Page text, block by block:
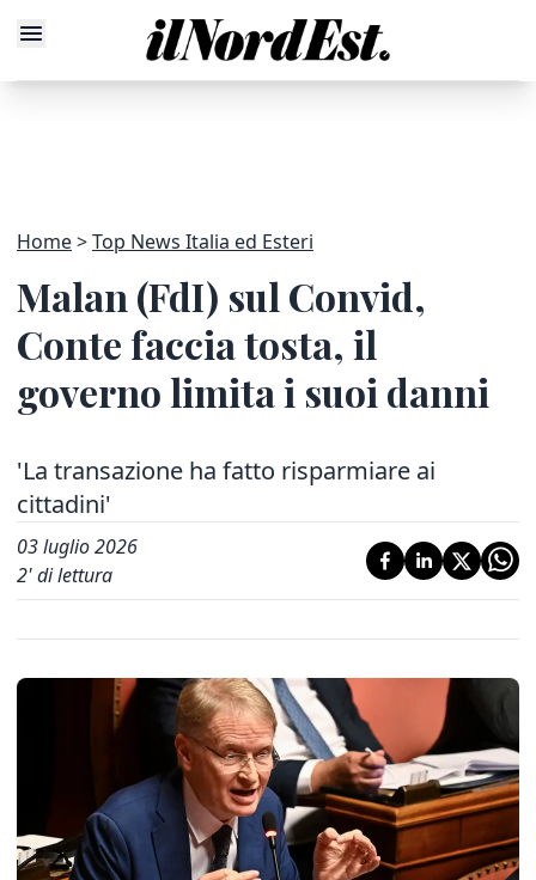
Home Top News Italia ed Esteri
Malan (FdI) sul Convid,
Conte faccia tosta, il
governo limita i suoi danni
'La transazione ha fatto risparmiare ai
cittadini'
03 luglio 2026
2' di lettura